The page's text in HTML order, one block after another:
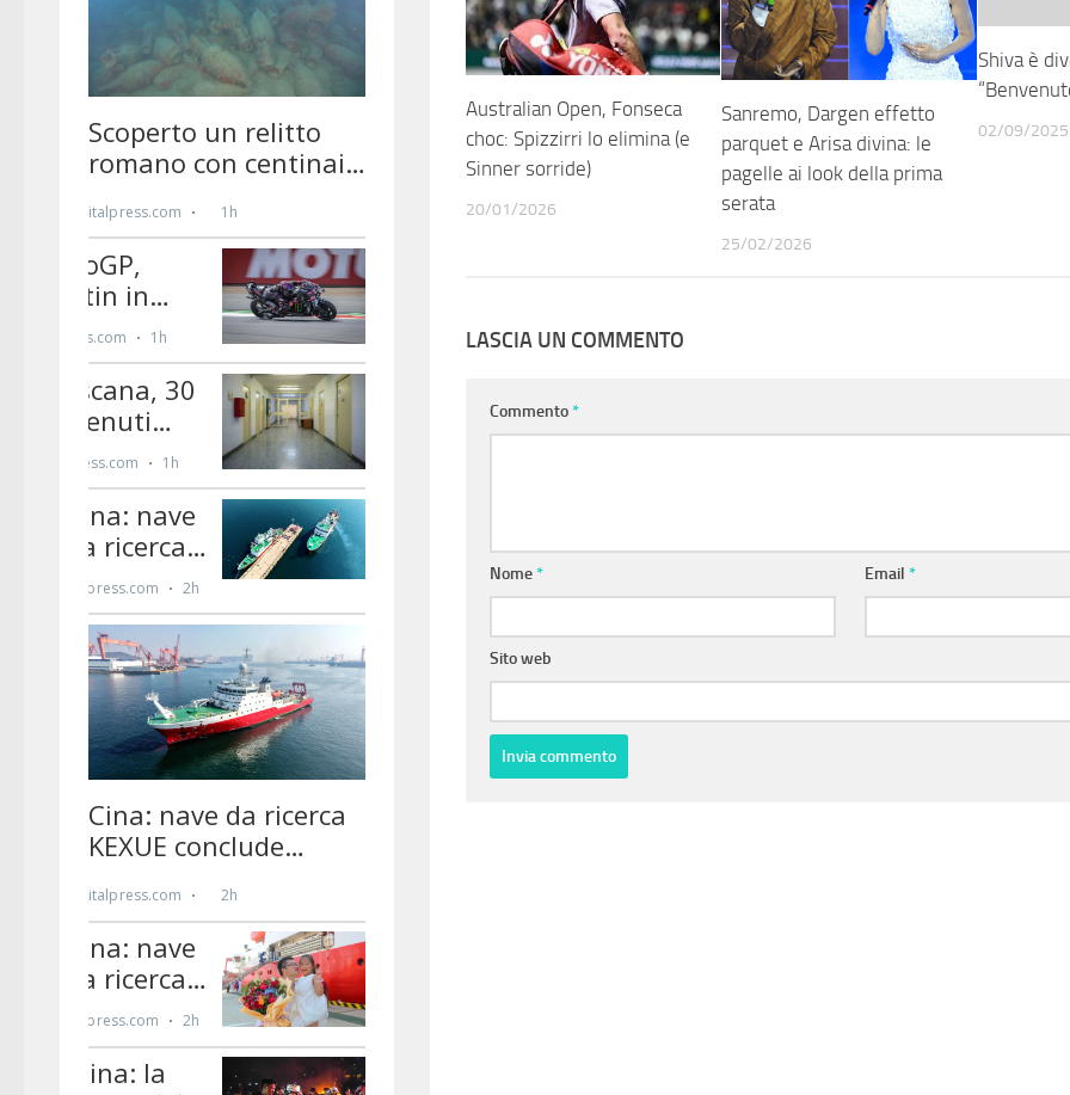
Australian Open, Fonseca
choc: Spizzirri lo elimina (e
Sinner sorride)
20/01/2026
Sanremo, Dargen effetto
parquet e Arisa divina: le
pagelle ai look della prima
serata
25/02/2026
Shiva è
02/09/2025
LASCIA UN COMMENTO
Commento*
Nome* Email*
Sito web